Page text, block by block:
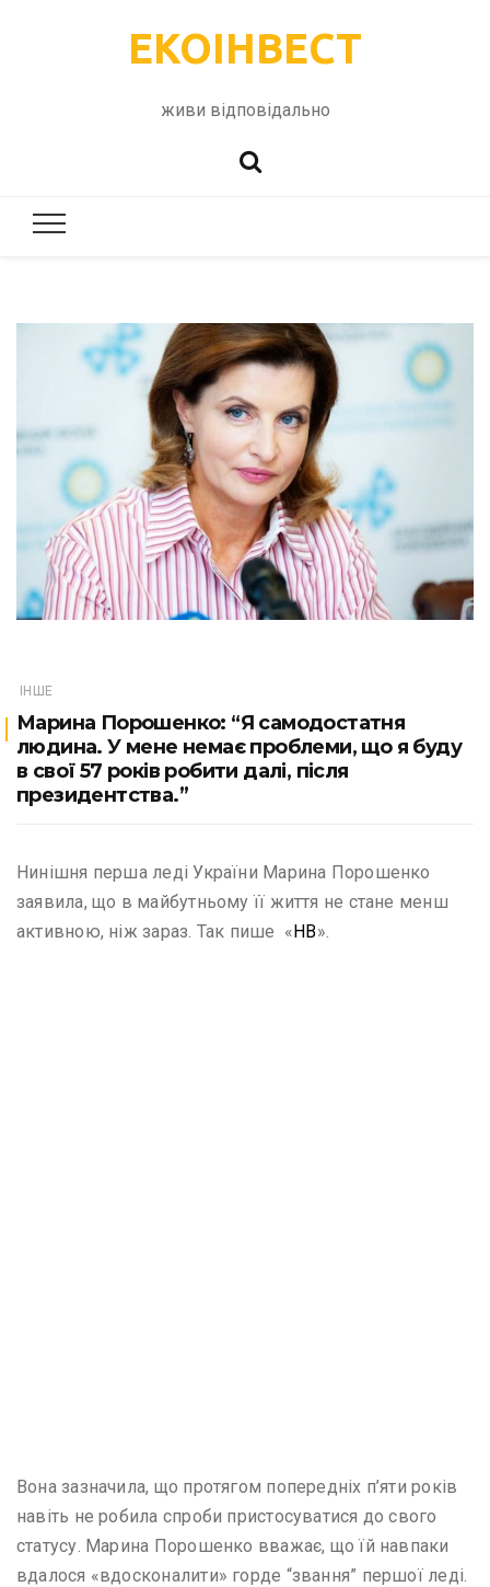
ЕКОІНВЕСТ
живи відповідально
ІНШЕ
Марина Порошенко: “Я самодостатня
людина. У мене немає проблеми, що я буду
в свої 57 років робити далі, після
президентства.”
Нинішня перша леді України Марина Порошенко
заявила, що в майбутньому її життя не стане менш
активною, ніж зараз. Так пише «НВ».
Вона зазначила, що протягом попередніх п’яти років
навіть не робила спроби пристосуватися до свого
статусу. Марина Порошенко вважає, що їй навпаки
вдалося «вдосконалити» горде “звання” першої леді.